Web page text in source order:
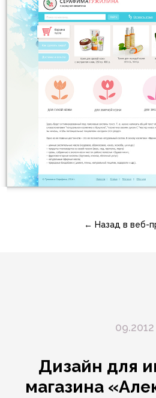
← Назад в веб-
09.2012
Дизайн для
магазина